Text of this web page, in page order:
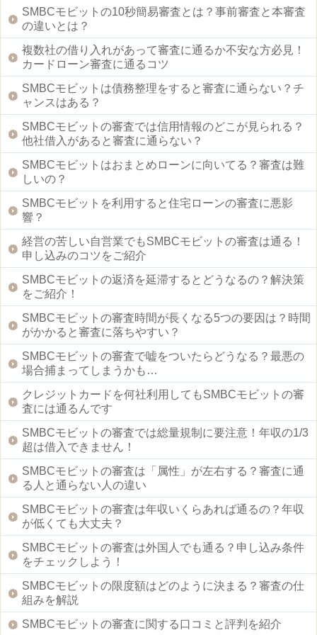
SMBCモビットの10秒簡易審査とは？事前審査と本審査
の違いとは？
複数社の借り入れがあって審査に通るか不安な方必見！
カードローン審査に通るコツ
SMBCモビットは債務整理をすると審査に通らない？チ
ャンスはある？
SMBCモビットの審査では信用情報のどこが見られる？
他社借入があると審査に通らない？
SMBCモビットはおまとめローンに向いてる？審査は難
しいの？
SMBCモビットを利用すると住宅ローンの審査に悪影
響？
経営の苦しい自営業でもSMBCモビットの審査は通る！
申し込みのコツをご紹介
SMBCモビットの返済を延滞するとどうなるの？解決策
をご紹介！
SMBCモビットの審査時間が長くなる5つの要因は？時間
がかかると審査に落ちやすい？
SMBCモビットの審査で嘘をついたらどうなる？最悪の
場合捕まってしまうかも…
クレジットカードを何社利用してもSMBCモビットの審
査には通るんです
SMBCモビットの審査では総量規制に要注意！年収の1/3
超は借入できません！
SMBCモビットの審査は「属性」が左右する？審査に通
る人と通らない人の違い
SMBCモビットの審査は年収いくらあれば通るの？年収
が低くても大丈夫？
SMBCモビットの審査は外国人でも通る？申し込み条件
をチェックしよう！
SMBCモビットの限度額はどのように決まる？審査の仕
組みを解説
SMBCモビットの審査に関する口コミと評判を紹介